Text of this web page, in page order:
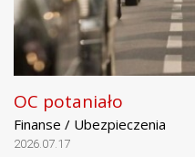
OC potaniało
Finanse / Ubezpieczenia
2026.07.17